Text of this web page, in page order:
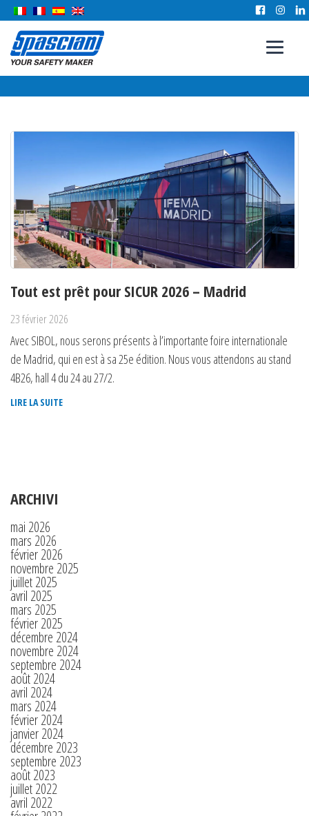
Tout est prêt pour SICUR 2026 – Madrid
23 février 2026
Avec SIBOL, nous serons présents à l’importante foire internationale
de Madrid, qui en est à sa 25e édition. Nous vous attendons au stand
4B26, hall 4 du 24 au 27/2.
LIRE LA SUITE
ARCHIVI
mai 2026
mars 2026
février 2026
novembre 2025
juillet 2025
avril 2025
mars 2025
février 2025
décembre 2024
novembre 2024
septembre 2024
août 2024
avril 2024
mars 2024
février 2024
janvier 2024
décembre 2023
septembre 2023
août 2023
juillet 2022
avril 2022